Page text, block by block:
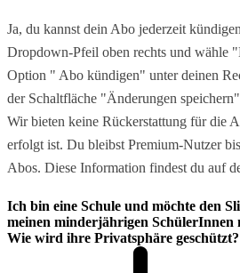
Ja, du kannst dein Abo jederzeit
Dropdown-Pfeil oben rechts und wähle
Option " Abo kündigen" unter deinen
der Schaltfläche "Änderungen
Wir bieten keine Rückerstattung für die
erfolgt ist. Du bleibst Premium-Nutzer
Abos. Diese Information findest du auf
Ich bin eine Schule und möchte den
meinen minderjährigen SchülerInnen
Wie wird ihre Privatsphäre geschützt?